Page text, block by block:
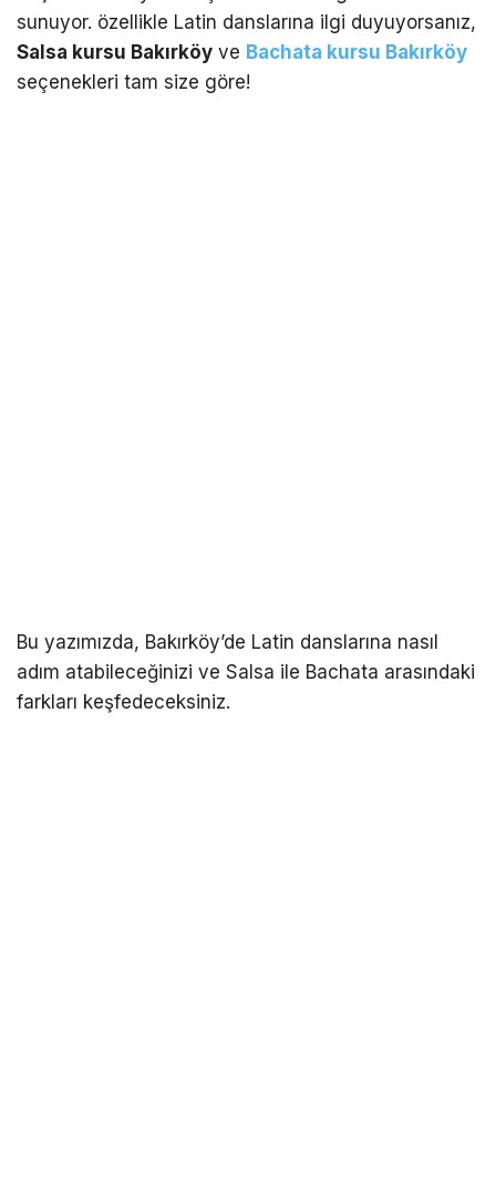
sunuyor. özellikle Latin danslarına ilgi duyuyorsanız,
Salsa kursu Bakırköy ve Bachata kursu Bakırköy
seçenekleri tam size göre!
Bu yazımızda, Bakırköy’de Latin danslarına nasıl
adım atabileceğinizi ve Salsa ile Bachata arasındaki
farkları keşfedeceksiniz.